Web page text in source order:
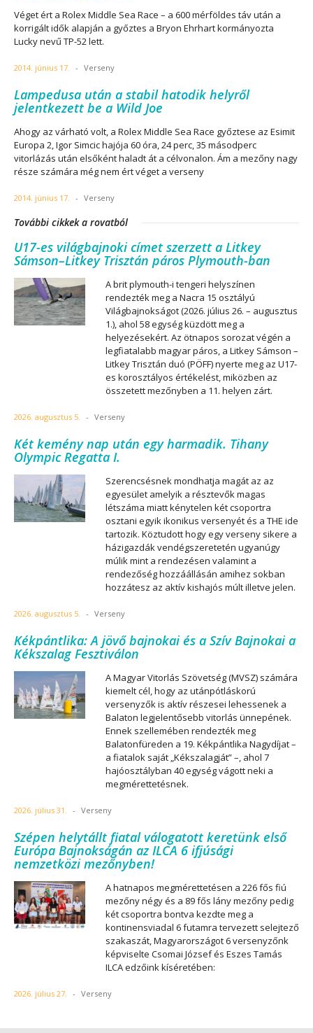
Véget ért a Rolex Middle Sea Race – a 600 mérföldes táv után a
korrigált idők alapján a győztes a Bryon Ehrhart kormányozta
Lucky nevű TP-52 lett.
2014. június 17. - Verseny
Lampedusa után a stabil hatodik helyről
jelentkezett be a Wild Joe
Ahogy az várható volt, a Rolex Middle Sea Race győztese az Esimit
Europa 2, Igor Simcic hajója 60 óra, 24 perc, 35 másodperc
vitorlázás után elsőként haladt át a célvonalon. Ám a mezőny nagy
része számára még nem ért véget a verseny
2014. június 17. - Verseny
További cikkek a rovatból
U17-es világbajnoki címet szerzett a Litkey
Sámson–Litkey Trisztán páros Plymouth-ban
A brit plymouth-i tengeri helyszínen
rendezték meg a Nacra 15 osztályú
Világbajnokságot (2026. július 26. – augusztus
1.), ahol 58 egység küzdött meg a
helyezésekért. Az ötnapos sorozat végén a
legfiatalabb magyar páros, a Litkey Sámson –
Litkey Trisztán duó (PÖFF) nyerte meg az U17-
es korosztályos értékelést, miközben az
összetett mezőnyben a 11. helyen zárt.
2026. augusztus 5. - Verseny
Két kemény nap után egy harmadik. Tihany
Olympic Regatta I.
Szerencsésnek mondhatja magát az az
egyesület amelyik a résztevők magas
létszáma miatt kénytelen két csoportra
osztani egyik ikonikus versenyét és a THE ide
tartozik. Köztudott hogy egy verseny sikere a
házigazdák vendégszeretetén ugyanúgy
múlik mint a rendezésen valamint a
rendezőség hozzáállásán amihez sokban
hozzátesz az aktív kishajós múlt illetve jelen.
2026. augusztus 5. - Verseny
Kékpántlika: A jövő bajnokai és a Szív Bajnokai a
Kékszalag Fesztiválon
A Magyar Vitorlás Szövetség (MVSZ) számára
kiemelt cél, hogy az utánpótláskorú
versenyzők is aktív részesei lehessenek a
Balaton legjelentősebb vitorlás ünnepének.
Ennek szellemében rendezték meg
Balatonfüreden a 19. Kékpántlika Nagydíjat –
a fiatalok saját „Kékszalagját” –, ahol 7
hajóosztályban 40 egység vágott neki a
megmérettetésnek.
2026. július 31. - Verseny
Szépen helytállt fiatal válogatott keretünk első
Európa Bajnokságán az ILCA 6 ifjúsági
nemzetközi mezőnyben!
A hatnapos megmérettetésen a 226 fős fiú
mezőny négy és a 89 fős lány mezőny pedig
két csoportra bontva kezdte meg a
kontinensviadal 6 futamra tervezett selejtező
szakaszát, Magyarországot 6 versenyzőnk
képviselte Csomai József és Eszes Tamás
ILCA edzőink kíséretében:
2026. július 27. - Verseny